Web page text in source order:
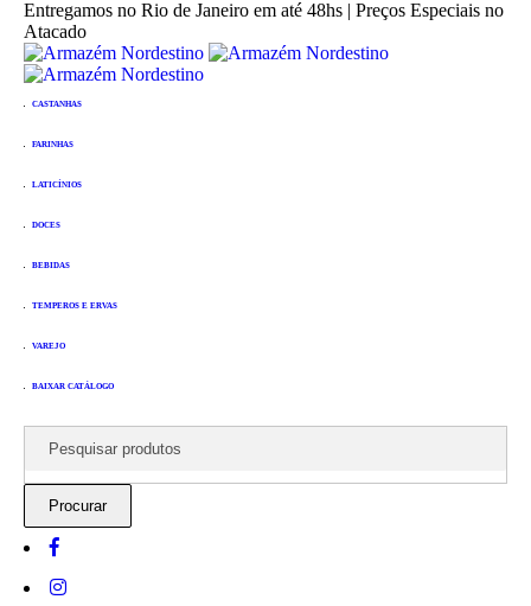
Entregamos no Rio de Janeiro em até 48hs | Preços Especiais no
Atacado
CASTANHAS
FARINHAS
LATICÍNIOS
DOCES
BEBIDAS
TEMPEROS E ERVAS
VAREJO
BAIXAR CATÁLOGO